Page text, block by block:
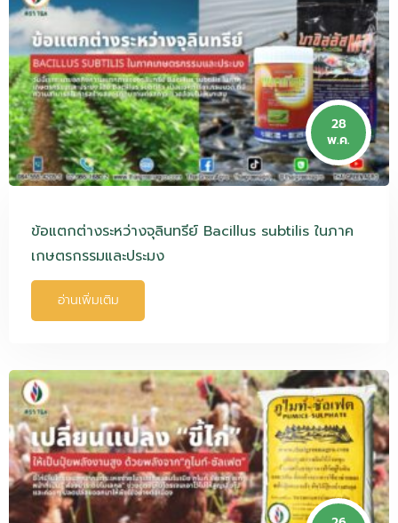
28
พ.ค.
ข้อแตกต่างระหว่างจุลินทรีย์ Bacillus subtilis ในภาค
เกษตรกรรมและประมง
อ่านเพิ่มเติม